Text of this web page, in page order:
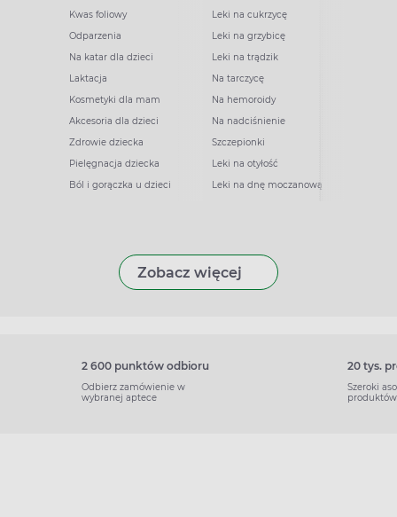
Kwas foliowy
Odparzenia
Na katar dla dzieci
Laktacja
Kosmetyki dla mam
Akcesoria dla dzieci
Zdrowie dziecka
Pielęgnacja dziecka
Ból i gorączka u dzieci
Leki na cukrzycę
Leki na grzybicę
Leki na trądzik
Na tarczycę
Na hemoroidy
Na nadciśnienie
Szczepionki
Leki na otyłość
Leki na dnę moczanową
Zobacz więcej
2 600 punktów odbioru
Odbierz zamówienie w
wybranej aptece
20 tys.
Szeroki
produktów